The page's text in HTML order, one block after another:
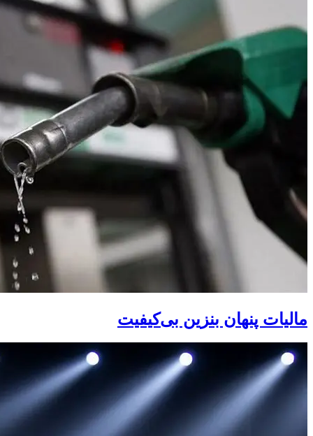
مالیات پنهان بنزین بی‌کیفیت